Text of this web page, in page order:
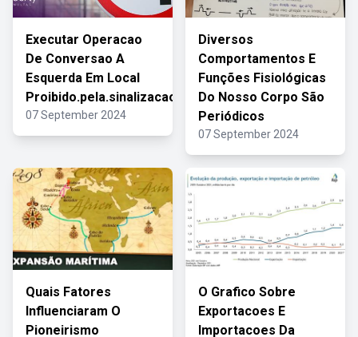
Executar Operacao
De Conversao A
Esquerda Em Local
Proibido.pela.sinalizacao
07 September 2024
Diversos
Comportamentos E
Funções Fisiológicas
Do Nosso Corpo São
Periódicos
07 September 2024
Quais Fatores
Influenciaram O
Pioneirismo
O Grafico Sobre
Exportacoes E
Importacoes Da